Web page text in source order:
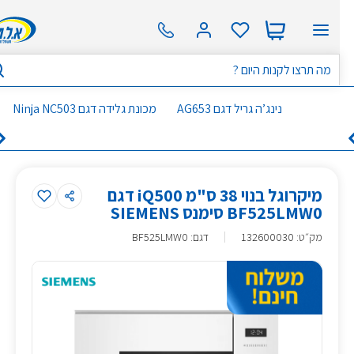
נינג’ה גריל דגם AG653 מכונת גלידה דגם Ninja NC503
מיקרוגל בנוי 38 ס"מ iQ500 דגם
BF525LMW0 סימנס SIEMENS
מק״ט:
132600030 דגם: BF525LMW0